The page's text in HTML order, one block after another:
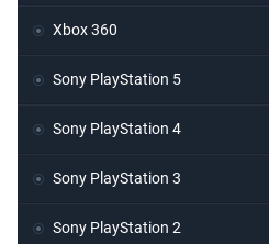
Xbox 360
Sony PlayStation 5
Sony PlayStation 4
Sony PlayStation 3
Sony PlayStation 2